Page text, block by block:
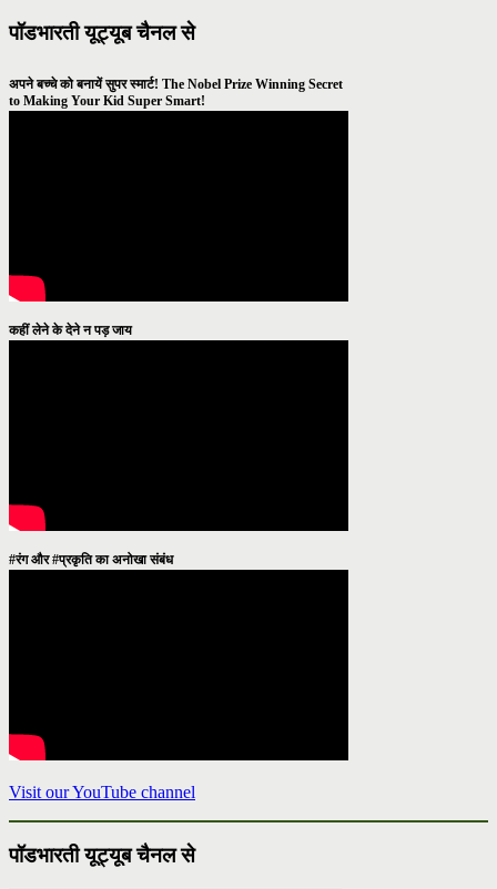
पॉडभारती यूट्यूब चैनल से
अपने बच्चे को बनायें सुपर स्मार्ट! The Nobel Prize Winning Secret
to Making Your Kid Super Smart!
कहीं लेने के देने न पड़ जाय
#रंग और #प्रकृति का अनोखा संबंध
Visit our YouTube channel
पॉडभारती यूट्यूब चैनल से